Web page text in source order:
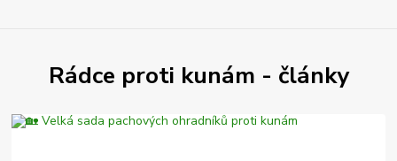
Rádce proti kunám - články